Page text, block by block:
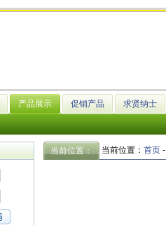
产品展示 促销产品 求贤纳士
当前位置： 当前位置： 首页-